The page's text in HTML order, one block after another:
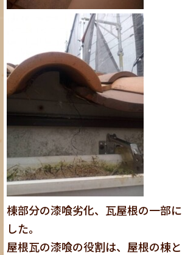
棟部分の漆喰劣化、瓦屋根の一部
した。
屋根瓦の漆喰の役割は、屋根の棟